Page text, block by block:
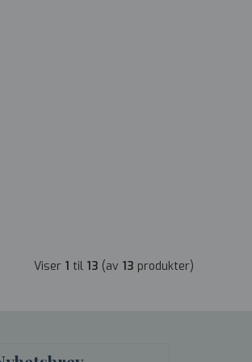
Viser 1 til 13 (av 13 produkter)